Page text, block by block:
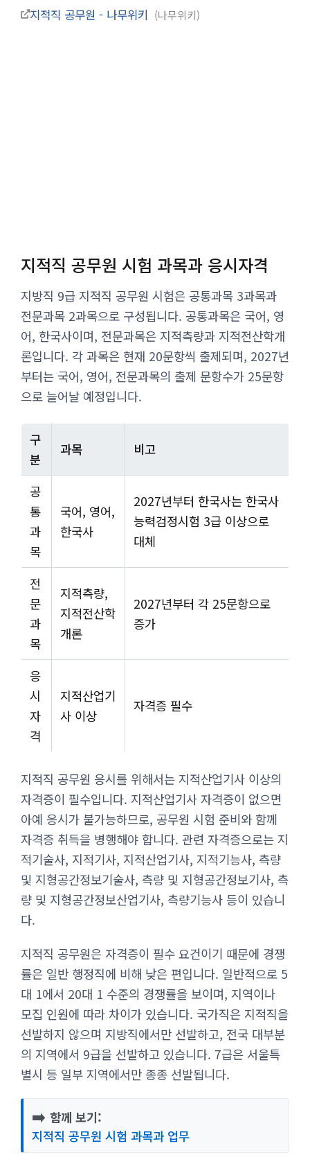
지적직 공무원 - 나무위키 나무위키
지적직 공무원 시험 과목과 응시자격
지방직 9급 지적직 공무원 시험은 공통과목 3과목과
전문과목 2과목으로 구성됩니다. 공통과목은 국어, 영
어, 한국사이며, 전문과목은 지적측량과 지적전산학개
론입니다. 각 과목은 현재 20문항씩 출제되며, 2027년
부터는 국어, 영어, 전문과목의 출제 문항수가 25문항
으로 늘어날 예정입니다.
구
분
과목 비고
공
통
과
목
국어, 영어,
한국사
2027년부터 한국사는 한국사
능력검정시험 3급 이상으로
대체
전
문
과
목
지적측량,
지적전산학
개론
2027년부터 각 25문항으로
증가
응
시
자
격
지적산업기
사 이상
자격증 필수
지적직 공무원 응시를 위해서는 지적산업기사 이상의
자격증이 필수입니다. 지적산업기사 자격증이 없으면
아예 응시가 불가능하므로, 공무원 시험 준비와 함께
자격증 취득을 병행해야 합니다. 관련 자격증으로는 지
적기술사, 지적기사, 지적산업기사, 지적기능사, 측량
및 지형공간정보기술사, 측량 및 지형공간정보기사, 측
량 및 지형공간정보산업기사, 측량기능사 등이 있습니
다.
지적직 공무원은 자격증이 필수 요건이기 때문에 경쟁
률은 일반 행정직에 비해 낮은 편입니다. 일반적으로 5
대 1에서 20대 1 수준의 경쟁률을 보이며, 지역이나
모집 인원에 따라 차이가 있습니다. 국가직은 지적직을
선발하지 않으며 지방직에서만 선발하고, 전국 대부분
의 지역에서 9급을 선발하고 있습니다. 7급은 서울특
별시 등 일부 지역에서만 종종 선발됩니다.
➡️ 함께 보기:
지적직 공무원 시험 과목과 업무